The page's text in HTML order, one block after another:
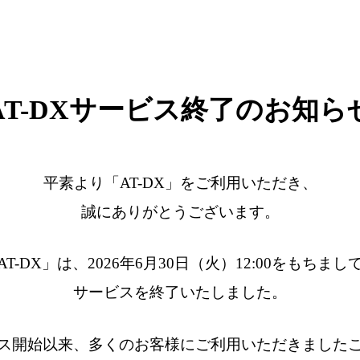
DXサービス終了のお知ら
平素より「AT-DX」をご利用いただき、
誠にありがとうございます。
AT-DX」は、2026年6月30日（火）12:00をもちまして
サービスを終了いたしました。
開始以来、多くのお客様にご利用いただきましたこ